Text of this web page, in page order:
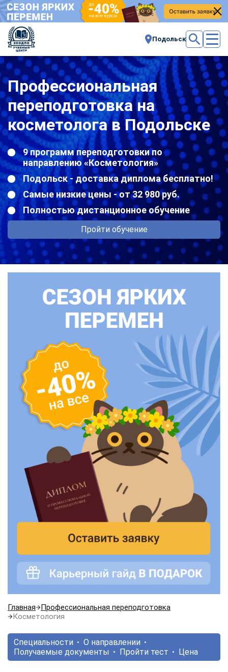
Подольск
Профессиональная
переподготовка на
косметолога в Подольске
9 программ переподготовки по
направлению «Косметология»
Подольск - доставка диплома бесплатно!
Самые низкие цены - от 32 980 руб.
Полностью дистанционное обучение
Пройти обучение
Главная
Профессиональная переподготовка
Косметология
Специальности
О направлении
Получаемые документы
Пройти тест Цена